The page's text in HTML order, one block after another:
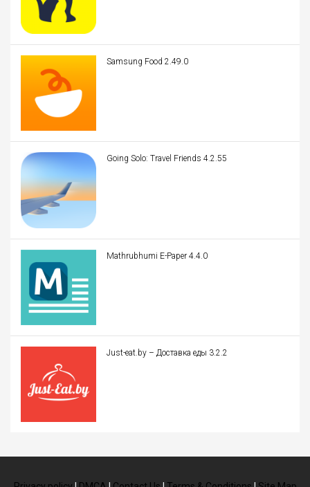
Samsung Food 2.49.0
Going Solo: Travel Friends 4.2.55
Mathrubhumi E-Paper 4.4.0
Just-eat.by – Доставка еды 3.2.2